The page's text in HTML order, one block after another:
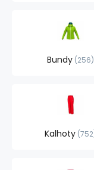
Bundy 256
Kalhoty 752